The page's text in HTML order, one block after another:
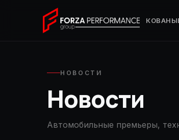
НОВОСТИ
Новости
Автомобильные премьеры,